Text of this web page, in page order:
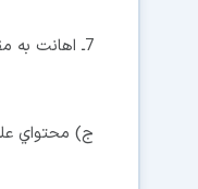
7ـ اهانت به مقام معظم رهبري (امام خامنه اي) و ساير مراجع مسلم تقليد ( بند 7 ماده 6 قانون مطبوعات)
ج) محتواي